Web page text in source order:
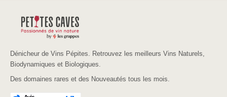
Dénicheur de Vins Pépites. Retrouvez les meilleurs Vins Naturels,
Biodynamiques et Biologiques.
Des domaines rares et des Nouveautés tous les mois.